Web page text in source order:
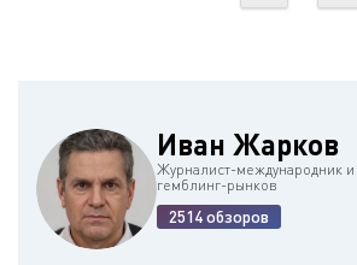
Иван Жарков
Журналист-международник и
гемблинг-рынков
2514 обзоров